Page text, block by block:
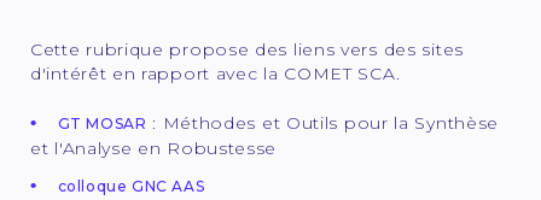
Cette rubrique propose des liens vers des sites
d'intérêt en rapport avec la COMET SCA.
GT MOSAR : Méthodes et Outils pour la Synthèse
et l'Analyse en Robustesse
colloque GNC AAS